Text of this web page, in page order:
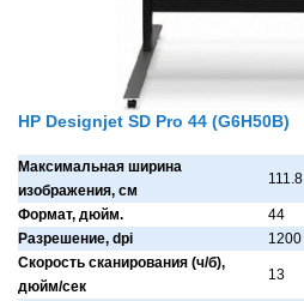
HP Designjet SD Pro 44 (G6H50B)
Максимальная ширина
изображения, см
111.8
Формат, дюйм.
44
Разрешение, dpi
1200
Скорость сканирования (ч/б),
дюйм/сек
13